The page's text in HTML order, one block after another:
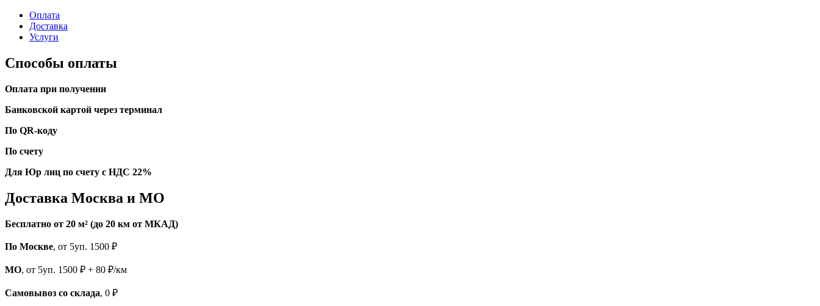
Оплата
Доставка
Услуги
Способы оплаты
Оплата при получении
Банковской картой через терминал
По QR-коду
По счету
Для Юр лиц по счету с НДС 22%
Доставка Москва и МО
Бесплатно от 20 м² (до 20 км от МКАД)
По Москве, от 5уп. 1500 ₽
МО, от 5уп. 1500 ₽ + 80 ₽/км
Самовывоз со склада, 0 ₽